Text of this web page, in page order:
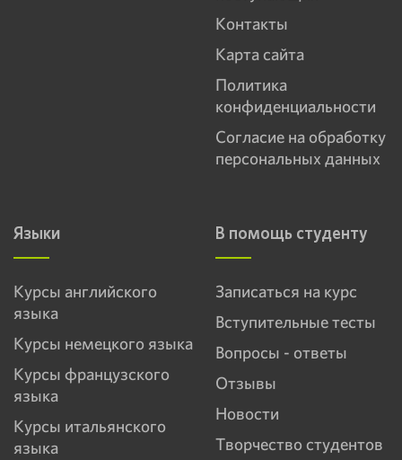
Контакты
Карта сайта
Политика
конфиденциальности
Согласие на обработку
персональных данных
В помощь студенту
Записаться на курс
Вступительные тесты
Вопросы - ответы
Отзывы
Новости
Творчество студентов
Языки
Курсы английского
языка
Курсы немецкого языка
Курсы французского
языка
Курсы итальянского
языка